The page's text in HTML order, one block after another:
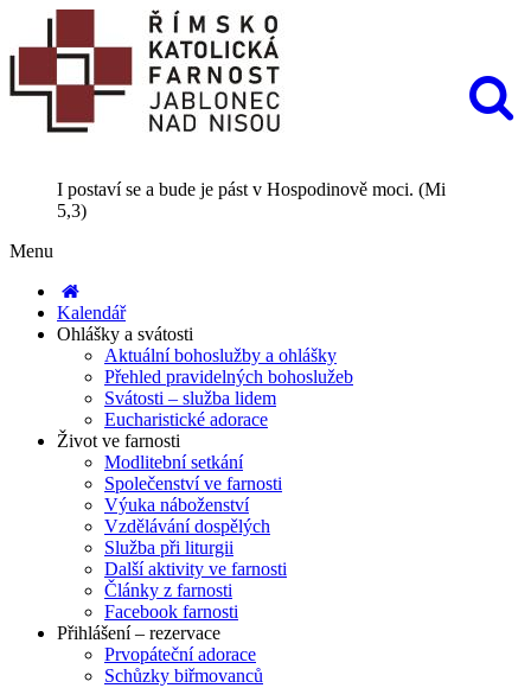
I postaví se a bude je pást v Hospodinově moci. (Mi
5,3)
Menu
Kalendář
Ohlášky a svátosti
Aktuální bohoslužby a ohlášky
Přehled pravidelných bohoslužeb
Svátosti – služba lidem
Eucharistické adorace
Život ve farnosti
Modlitební setkání
Společenství ve farnosti
Výuka náboženství
Vzdělávání dospělých
Služba při liturgii
Další aktivity ve farnosti
Články z farnosti
Facebook farnosti
Přihlášení – rezervace
Prvopáteční adorace
Schůzky biřmovanců